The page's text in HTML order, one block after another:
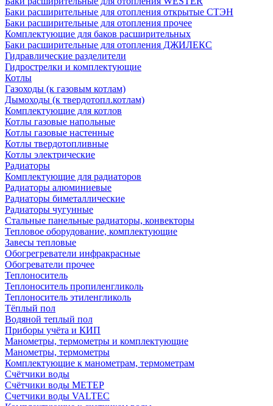
Баки расширительные для отопления открытые СТЭН
Баки расширительные для отопления прочее
Комплектующие для баков расширительных
Баки расширительные для отопления ДЖИЛЕКС
Гидравлические разделители
Гидрострелки и комплектующие
Котлы
Газоходы (к газовым котлам)
Дымоходы (к твердотопл.котлам)
Комплектующие для котлов
Котлы газовые напольные
Котлы газовые настенные
Котлы твердотопливные
Котлы электрические
Радиаторы
Комплектующие для радиаторов
Радиаторы алюминиевые
Радиаторы биметаллические
Радиаторы чугунные
Стальные панельные радиаторы, конвекторы
Тепловое оборудование, комплектующие
Завесы тепловые
Обогрегреватели инфракрасные
Обогреватели прочее
Теплоноситель
Теплоноситель пропиленгликоль
Теплоноситель этиленгликоль
Тёплый пол
Водяной теплый пол
Приборы учёта и КИП
Манометры, термометры и комплектующие
Манометры, термометры
Комплектующие к манометрам, термометрам
Счётчики воды
Счётчики воды МЕТЕР
Счетчики воды VALTEC